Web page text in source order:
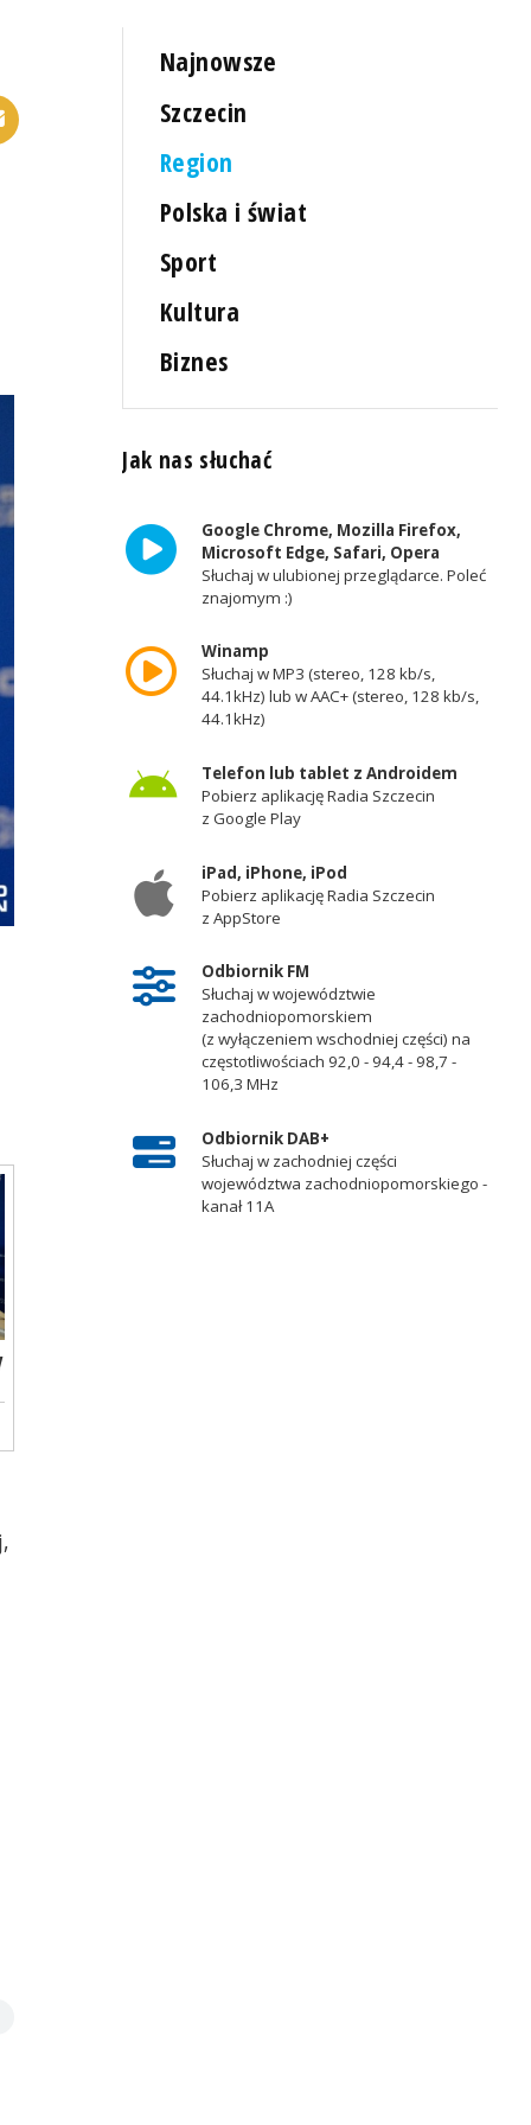
Najnowsze
Szczecin
Region
Polska i świat
Sport
Kultura
Biznes
Jak nas słuchać
Google Chrome, Mozilla Firefox,
Microsoft Edge, Safari, Opera
Słuchaj w ulubionej przeglądarce. Poleć
znajomym :)
Winamp
Słuchaj w MP3 (stereo, 128 kb/s,
44.1kHz) lub w AAC+ (stereo, 128 kb/s,
44.1kHz)
Telefon lub tablet z Androidem
Pobierz aplikację Radia Szczecin
z Google Play
iPad, iPhone, iPod
Pobierz aplikację Radia Szczecin
z AppStore
Odbiornik FM
Słuchaj w województwie
zachodniopomorskiem
(z wyłączeniem wschodniej części) na
częstotliwościach 92,0 - 94,4 - 98,7 -
106,3 MHz
Odbiornik DAB+
Słuchaj w zachodniej części
województwa zachodniopomorskiego -
kanał 11A